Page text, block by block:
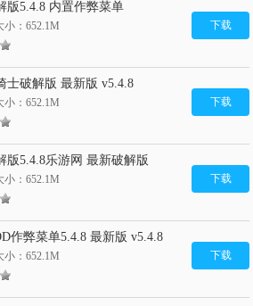
版5.4.8 内置作弊菜单
小：652.1M 下载
士破解版 最新版 v5.4.8
小：652.1M 下载
版5.4.8乐游网 最新破解版
小：652.1M 下载
作弊菜单5.4.8 最新版 v5.4.8
小：652.1M 下载